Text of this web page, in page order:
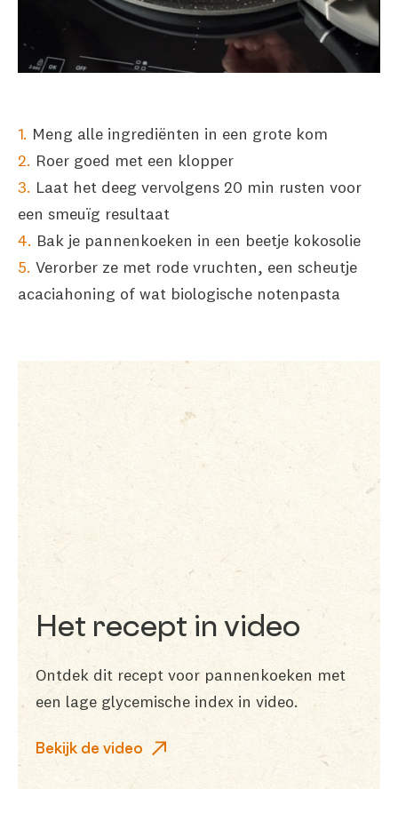
Meng alle ingrediënten in een grote kom
Roer goed met een klopper
Laat het deeg vervolgens 20 min rusten voor
een smeuïg resultaat
Bak je pannenkoeken in een beetje kokosolie
Verorber ze met rode vruchten, een scheutje
acaciahoning of wat biologische notenpasta
Het recept in video
Ontdek dit recept voor pannenkoeken met
een lage glycemische index in video.
Bekijk de video